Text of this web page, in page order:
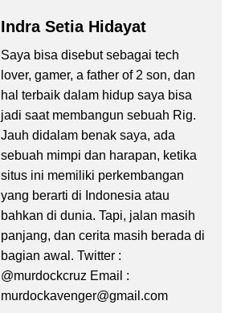
Indra Setia Hidayat
Saya bisa disebut sebagai tech
lover, gamer, a father of 2 son, dan
hal terbaik dalam hidup saya bisa
jadi saat membangun sebuah Rig.
Jauh didalam benak saya, ada
sebuah mimpi dan harapan, ketika
situs ini memiliki perkembangan
yang berarti di Indonesia atau
bahkan di dunia. Tapi, jalan masih
panjang, dan cerita masih berada di
bagian awal. Twitter :
@murdockcruz Email :
murdockavenger@gmail.com